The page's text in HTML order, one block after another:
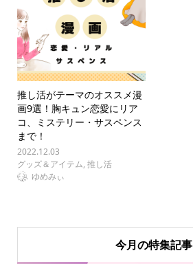
推し活がテーマのオススメ漫
画9選！胸キュン恋愛にリア
コ、ミステリー・サスペンス
まで！
2022.12.03
グッズ＆アイテム, 推し活
ゆめみぃ
今月の特集記事